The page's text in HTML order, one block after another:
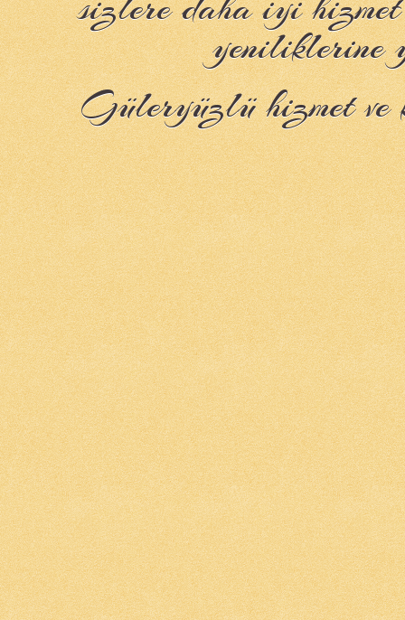
yeniliklerine
Güleryüzlü hizmet ve